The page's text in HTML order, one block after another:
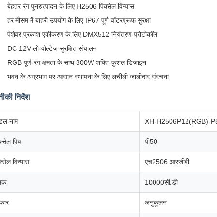
बेहतर रंग पुनरुत्पादन के लिए H2506 पिक्सेल विन्यास
हर मौसम में बाहरी उपयोग के लिए IP67 पूर्ण वॉटरप्रूफ सुरक्षा
पेशेवर प्रकाश एकीकरण के लिए DMX512 नियंत्रण प्रोटोकॉल
DC 12V लो-वोल्टेज सुरक्षित संचालन
RGB पूर्ण-रंग क्षमता के साथ 300W शक्ति-कुशल डिज़ाइन
भवन के अग्रभाग पर आसान स्थापना के लिए लचीली जालीदार संरचना
निर्देश
नाम XH-H2506P12(RGB)-
पिच पी50
विन्यास एच2506 आरजीबी
10000सी.डी
अनुकूलन